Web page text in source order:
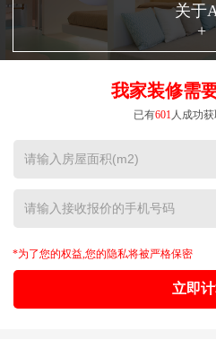
关于
+
我家装修需
已有601人成功
*为了您的权益,您的隐私将被严格保密
立即